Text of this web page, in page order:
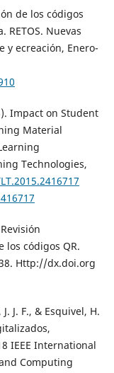
de los códigos
RETOS. Nuevas
y ecreación, Enero-
Impact on Student
Material
Technologies,
los códigos QR.
Http://dx.doi.org
J. F., & Esquivel, H.
IEEE International
Computing